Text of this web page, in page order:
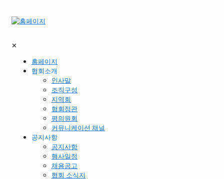
✕
홈페이지
협회소개
인사말
조직구성
지역회
협회정관
평의원회
커뮤니케이션 채널
공지사항
공지사항
행사일정
채용공고
협회 소식지